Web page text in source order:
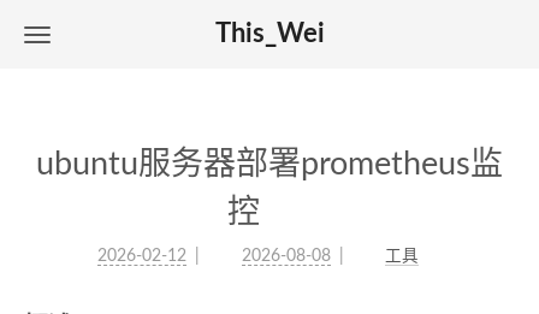
This_Wei
ubuntu服务器部署prometheus监
控
2026-02-12 2026-08-08 工具